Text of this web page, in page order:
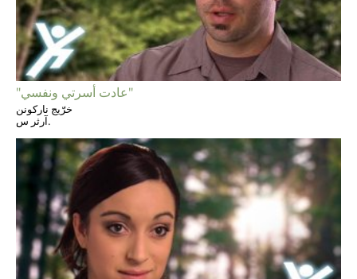
"عادت أسرتي ونفسي"
خرّيج ناركونن
آرثر س.